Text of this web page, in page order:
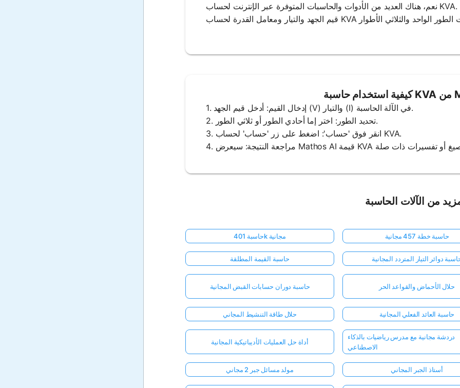
نعم، هناك العديد من الأدوات والحاسبات المتوفرة عبر الإنترنت لحساب KVA. غالبًا ما تسمح هذه الأدوات للمستخدمين بإدخال
1. إدخال القيم: أدخل قيم الجهد (V) والتيار (I) في الآلة الحاسبة.
2. تحديد الطور: اختر إما أحادي الطور أو ثلاثي الطور.
3. انقر فوق 'حساب': اضغط على زر 'حساب' لحساب KVA.
من الآلات الحاسبة
حاسبة 401k مجانية حاسبة خطة 457 مجانية
حاسبة القيمة المطلقة دوائر التيار المتردد المجانية
حاسبة دوران حسابات القبض المجانية حلال الأحماض والقواعد الحر
حلال طاقة التنشيط المجاني حاسبة العائد الفعلي المجانية
أداة حل العمليات الأديباتيكية المجانية
دردشة مجانية مع مدرس رياضيات بالذكاء
الاصطناعي
مولد مسائل جبر 2 مجاني أستاذ الجبر المجاني